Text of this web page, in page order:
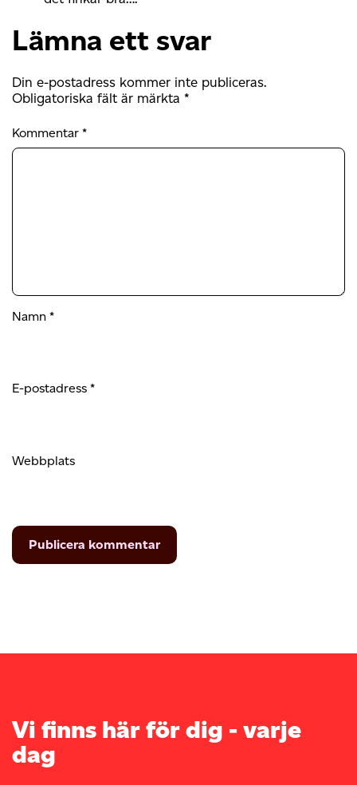
Lämna ett svar
Din e-postadress kommer inte publiceras.
Obligatoriska fält är märkta *
Kommentar *
Namn *
E-postadress *
Webbplats
Vi finns här för dig - varje
dag